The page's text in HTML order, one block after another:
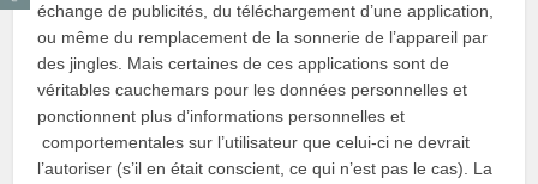
échange de publicités, du téléchargement d’une application,
ou même du remplacement de la sonnerie de l’appareil par
des jingles. Mais certaines de ces applications sont de
véritables cauchemars pour les données personnelles et
ponctionnent plus d’informations personnelles et
comportementales sur l’utilisateur que celui-ci ne devrait
l’autoriser (s’il en était conscient, ce qui n’est pas le cas). La